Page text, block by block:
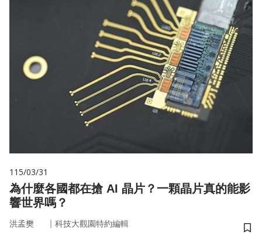
115/03/31
為什麼各國都在搶 AI 晶片？一顆晶片真的能影
響世界嗎？
洪孟樊 ｜ 科技大觀園特約編輯
儲